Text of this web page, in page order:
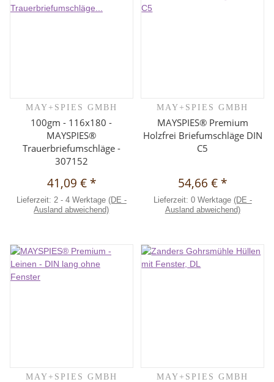
MAY+SPIES GMBH
100gm - 116x180 -
MAYSPIES®
Trauerbriefumschläge -
307152
41,09 € *
Lieferzeit: 2 - 4 Werktage (DE -
Ausland abweichend)
MAY+SPIES GMBH
MAYSPIES® Premium
Holzfrei Briefumschläge DIN
C5
54,66 € *
Lieferzeit: 0 Werktage (DE -
Ausland abweichend)
MAY+SPIES GMBH MAY+SPIES GMBH